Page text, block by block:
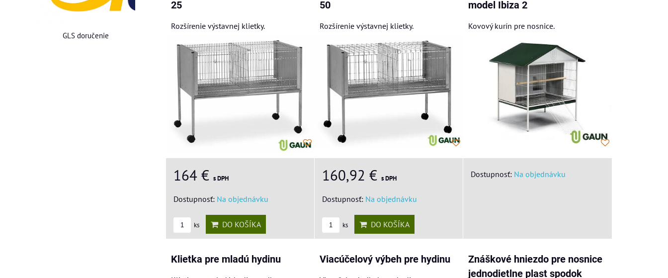
25
Rozšírenie výstavnej klietky.
164 € s DPH
Dostupnosť: Na objednávku
ks DO KOŠÍKA
50
Rozšírenie výstavnej klietky.
160,92 € s DPH
Dostupnosť: Na objednávku
ks DO KOŠÍKA
model Ibiza 2
Kovový kurín pre nosnice.
Dostupnosť: Na objednávku
Klietka pre mladú hydinu Viacúčelový výbeh pre hydinu
Znáškové hniezdo pre nosnice
jednodietlne plast spodok
GLS doručenie